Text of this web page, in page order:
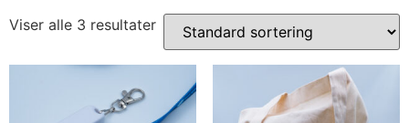
Viser alle 3 resultater